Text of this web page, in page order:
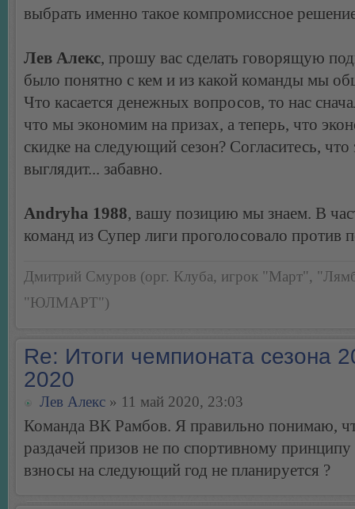
выбрать именно такое компромиссное
Лев Алекс, прошу вас сделать говорящую
было понятно с кем и из какой команды мы
Что касается денежных вопросов, то нас
что мы экономим на призах, а теперь, что
скидке на следующий сезон? Согласитесь, что
выглядит... забавно.
Andryha 1988, вашу позицию мы знаем. В
команд из Супер лиги проголосовало против
Дмитрий Смуров (орг. Клуба, игрок "Март",
"ЮЛМАРТ")
Re: Итоги чемпионата сезона
2020
Лев Алекс » 11 май 2020, 23:03
Команда ВК Рамбов. Я правильно понимаю,
раздачей призов не по спортивному принципу
взносы на следующий год не планируется ?